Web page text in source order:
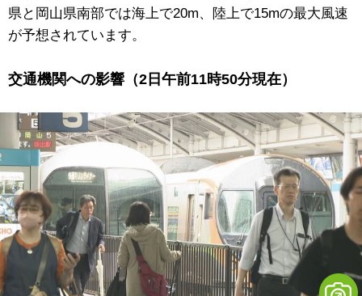
県と岡山県南部では海上で20m、陸上で15mの最大風速
が予想されています。
交通機関への影響（2日午前11時50分現在）